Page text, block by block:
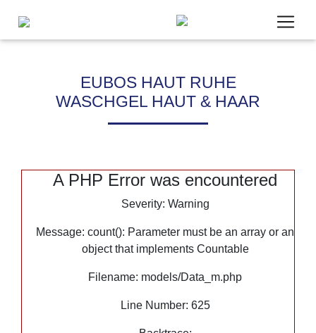
EUBOS HAUT RUHE
WASCHGEL HAUT & HAAR
A PHP Error was encountered
Severity: Warning
Message: count(): Parameter must be an array or an
object that implements Countable
Filename: models/Data_m.php
Line Number: 625
gesetzt. Cookies von Drittanbietern für Analyse- oder
Analytics) werden nur aktiviert, wenn Sie uns hier Ihre
erteilen. Mehr dazu erfahren Sie in unseren
Notwendig
Statistik